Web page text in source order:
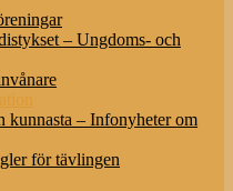
– Ungdoms- och
kunnasta – Infonyheter om
för tävlingen